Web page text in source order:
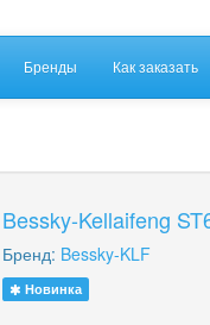
Бренды Как заказать
Bessky-Kellaifeng
Бренд: Bessky-KLF
Новинка